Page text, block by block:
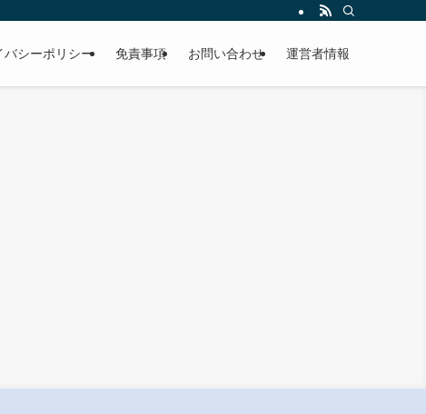
バシーポリシー 免責事項 お問い合わせ 運営者情報